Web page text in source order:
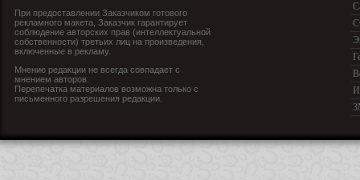
При предоставлении Заказчиком готового
рекламного макета, Заказчик гарантирует
соблюдение авторских прав (интеллектуальной
собственности) третьих лиц на произведения,
включенные в рекламу.
Мнение редакции не всегда совпадает с
мнением авторов.
Перепечатка материалов возможна только с
письменного разрешения редакции.